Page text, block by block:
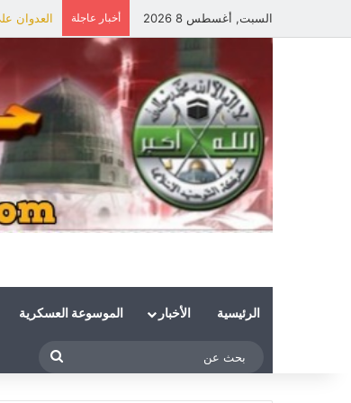
السبت, أغسطس 8 2026 أخبار عاجلة العدوان
الرئيسية الأخبار الموسوعة العسكرية